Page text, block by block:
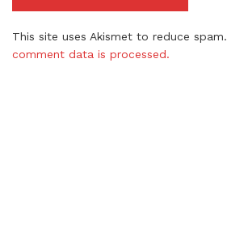
This site uses Akismet to reduce spam.
comment data is processed.